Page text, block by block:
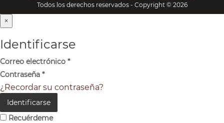
Todos los derechos reservados - Copyright © 2026
×
Identificarse
Correo electrónico *
Contraseña *
¿Recordar su contraseña?
Identificarse
Recuérdeme